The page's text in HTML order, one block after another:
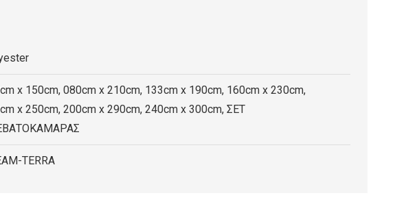
x 150cm, 080cm x 210cm, 133cm x 190cm, 160cm x 230cm,
x 250cm, 200cm x 290cm, 240cm x 300cm, ΣΕΤ
TERRA